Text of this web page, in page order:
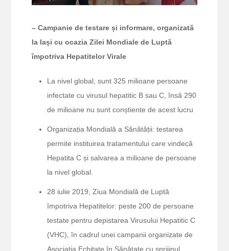
– Campanie de testare și informare, organizată
la Iași cu ocazia Zilei Mondiale de Luptă
împotriva Hepatitelor Virale
La nivel global, sunt 325 milioane persoane
infectate cu virusul hepatitic B sau C, însă 290
de milioane nu sunt conștiente de acest lucru
Organizația Mondială a Sănătății: testarea
permite instituirea tratamentului care vindecă
Hepatita C și salvarea a milioane de persoane
la nivel global.
28 iulie 2019, Ziua Mondială de Luptă
împotriva Hepatitelor: peste 200 de persoane
testate pentru depistarea Virusului Hepatitic C
(VHC), în cadrul unei campanii organizate de
Asociația Echitate în Sănătate cu sprijinul